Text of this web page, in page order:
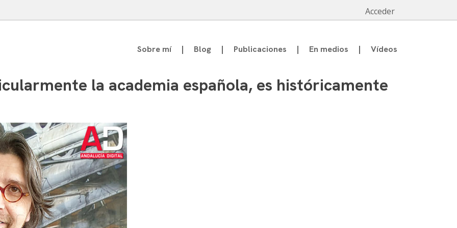
Acceder
Sobre mí Blog Publicaciones En medios Vídeos
la academia española, es históricamente